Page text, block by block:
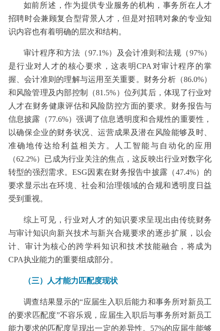
如前所述，作为提供专业服务的机构，事务所在人才
招聘时会兼顾复合型背景人才，但是对招聘对象的专业知
识内容也有着明确的层次和结构。
审计程序和方法（97.1%）及会计准则和法规（97%）
是行业对人才的核心要求，这表明CPA对审计程序的掌
握、会计准则的理解与运用至关重要。财务分析（86.0%）
和风险管理及内部控制（81.5%）位列其后，体现了行业对
人才在财务健康评估和风险防控方面的要求。财务报告与
信息披露（77.6%）强调了信息透明度和合规性的重要性，
以确保企业的财务状况、运营成果及潜在风险能够及时、
准确地传达给利益相关方。人工智能与自动化的应用
（62.2%）已成为行业关注的焦点，这反映出行业对数字化
转型的强烈需求。ESG因素在财务报告中披露（47.4%）的
要求显示出在环境、社会和治理领域的合规和透明度日益
受到重视。
综上可见，行业对人才的知识要求呈现出由传统财务
与审计知识向新兴技术与新兴合规要求的逐步扩展，以会
计、审计为核心的跨学科知识和技术技能融合，将成为
CPA执业能力的重要组成部分。
（三）人才能力匹配度现状
调查结果显示的“应届生入职后能力和事务所对新员工
的要求匹配度”不容乐观，应届生入职后与事务所对新员工
能力要求的匹配度呈现出一定的差异性。57%的应届生能够